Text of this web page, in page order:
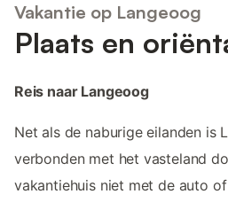
Vakantie op Langeoog
Plaats en
Reis naar Langeoog
Net als de naburige eilanden is
verbonden met het vasteland
vakantiehuis niet met de auto